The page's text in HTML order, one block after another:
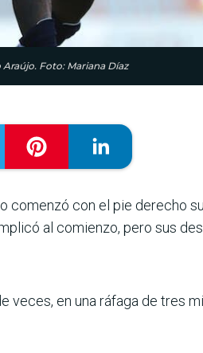
Foto: Mariana Díaz
comenzó con el pie derecho
al comienzo, pero sus
veces, en una ráfaga de tres